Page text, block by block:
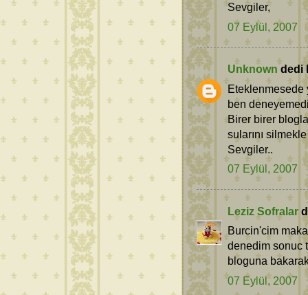
Sevgiler,
07 Eylül, 2007
Unknowndedi
Eteklenmesede
ben
Birer birer
sularını
Sevgiler..
07 Eylül, 2007
Leziz Sofralar
Burcin'cim
denedim sonuc
bloguna
07 Eylül, 2007